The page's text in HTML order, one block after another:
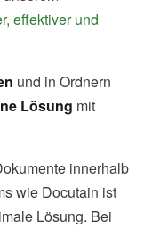
effektiver und
und in Ordnern
Lösung mit
innerhalb
wie Docutain ist
Lösung. Bei